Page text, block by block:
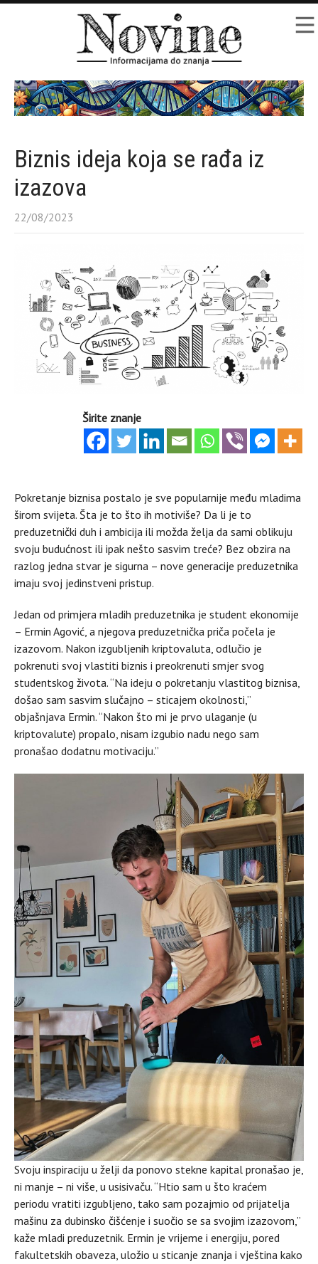
Biznis ideja koja se rađa iz
izazova
22/08/2023
Širite znanje
Pokretanje biznisa postalo je sve popularnije među mladima
širom svijeta. Šta je to što ih motiviše? Da li je to
preduzetnički duh i ambicija ili možda želja da sami oblikuju
svoju budućnost ili ipak nešto sasvim treće? Bez obzira na
razlog jedna stvar je sigurna – nove generacije preduzetnika
imaju svoj jedinstveni pristup.
Jedan od primjera mladih preduzetnika je student ekonomije
– Ermin Agović, a njegova preduzetnička priča počela je
izazovom. Nakon izgubljenih kriptovaluta, odlučio je
pokrenuti svoj vlastiti biznis i preokrenuti smjer svog
studentskog života. “Na ideju o pokretanju vlastitog biznisa,
došao sam sasvim slučajno – sticajem okolnosti,”
objašnjava Ermin. “Nakon što mi je prvo ulaganje (u
kriptovalute) propalo, nisam izgubio nadu nego sam
pronašao dodatnu motivaciju.”
Svoju inspiraciju u želji da ponovo stekne kapital pronašao je,
ni manje – ni više, u usisivaču. “Htio sam u što kraćem
periodu vratiti izgubljeno, tako sam pozajmio od prijatelja
mašinu za dubinsko čišćenje i suočio se sa svojim izazovom,”
kaže mladi preduzetnik. Ermin je vrijeme i energiju, pored
fakultetskih obaveza, uložio u sticanje znanja i vještina kako